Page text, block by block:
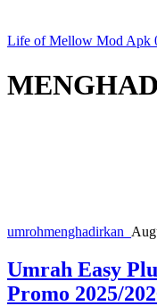
Life of Mellow Mod Apk
umrohmenghadirkan_
Umrah Easy
Promo 2025/